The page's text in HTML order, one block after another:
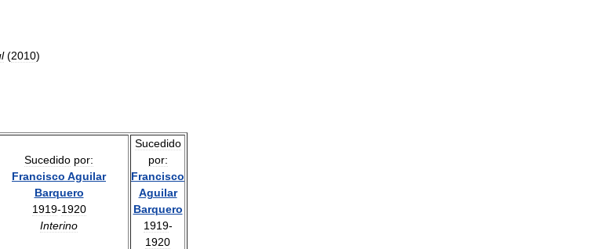
(2010)
Sucedido por:
Francisco Aguilar
Barquero
1919-1920
Interino
Sucedido
por:
Francisco
Aguilar
Barquero
1919-
1920